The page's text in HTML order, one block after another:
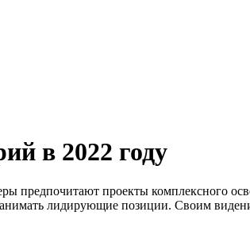
в 2022 году
предпочитают проекты комплексного
лидирующие позиции. Своим